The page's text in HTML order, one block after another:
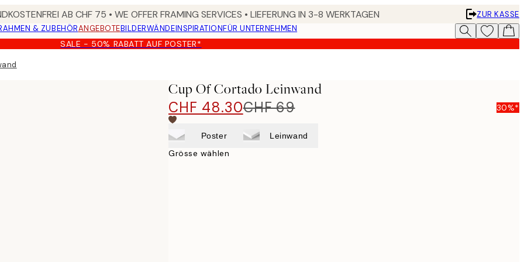
AB CHF 75 • WE OFFER FRAMING SERVICES • LIEFERUNG IN 3-8 WERKTAGEN
ZUR KASSE
& ZUBEHÖRANGEBOTEBILDERWÄNDEINSPIRATIONFÜR UNTERNEHMEN
SALE - 50% RABATT AUF POSTER*
Cup Of Cortado Leinwand
CHF 48.30CHF 69 30%*
Poster Leinwand
Grösse wählen